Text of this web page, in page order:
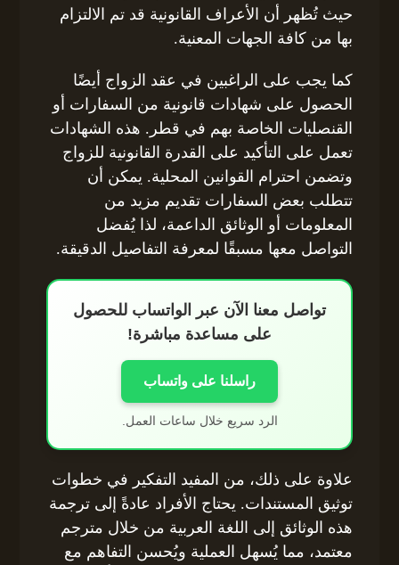
حيث تُظهر أن الأعراف القانونية قد تم الالتزام
بها من كافة الجهات المعنية.
كما يجب على الراغبين في عقد الزواج أيضًا
الحصول على شهادات قانونية من السفارات أو
القنصليات الخاصة بهم في قطر. هذه الشهادات
تعمل على التأكيد على القدرة القانونية للزواج
وتضمن احترام القوانين المحلية. يمكن أن
تتطلب بعض السفارات تقديم مزيد من
المعلومات أو الوثائق الداعمة، لذا يُفضل
التواصل معها مسبقًا لمعرفة التفاصيل الدقيقة.
تواصل معنا الآن عبر الواتساب للحصول
على مساعدة مباشرة!
راسلنا على واتساب
الرد سريع خلال ساعات العمل.
علاوة على ذلك، من المفيد التفكير في خطوات
توثيق المستندات. يحتاج الأفراد عادةً إلى ترجمة
هذه الوثائق إلى اللغة العربية من خلال مترجم
معتمد، مما يُسهل العملية ويُحسن التفاهم مع